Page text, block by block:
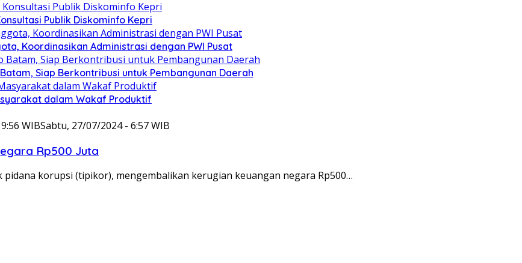
Publik Diskominfo Kepri
Koordinasikan Administrasi dengan PWI Pusat
Siap Berkontribusi untuk Pembangunan Daerah
dalam Wakaf Produktif
WIBSabtu, 27/07/2024 - 6:57 WIB
Rp500 Juta
pidana korupsi (tipikor), mengembalikan kerugian keuangan negara Rp500…